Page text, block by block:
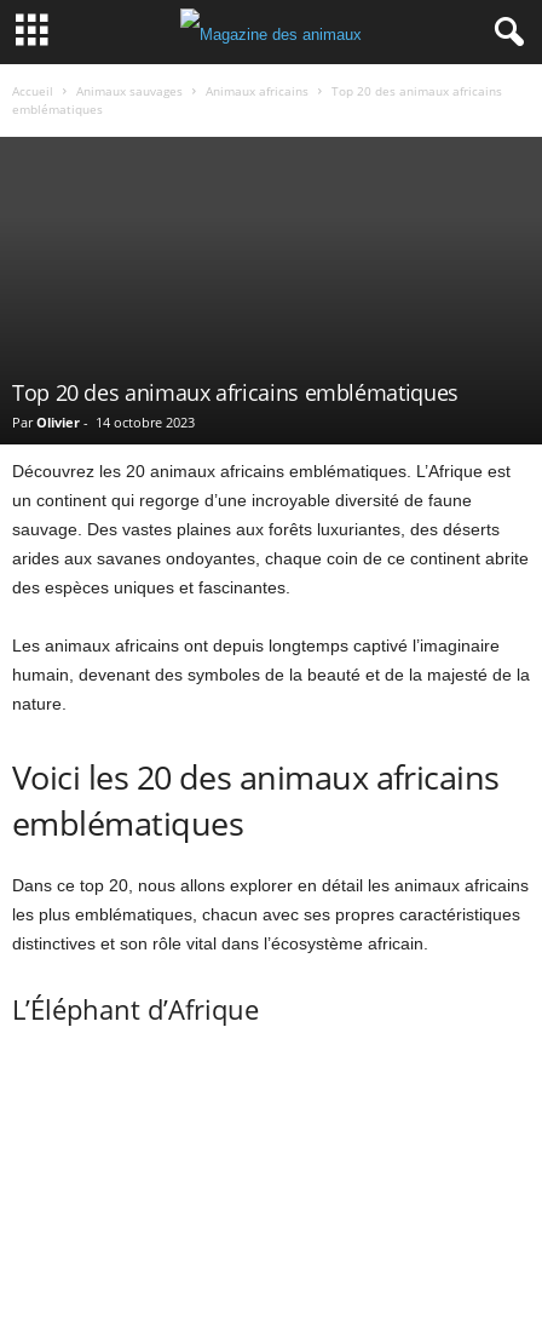
Accueil Animaux sauvages Animaux africains
Top 20 des animaux africains
emblématiques
Top 20 des animaux africains emblématiques
Par Olivier - 14 octobre 2023
Découvrez les 20 animaux africains emblématiques. L’Afrique est
un continent qui regorge d’une incroyable diversité de faune
sauvage. Des vastes plaines aux forêts luxuriantes, des déserts
arides aux savanes ondoyantes, chaque coin de ce continent abrite
des espèces uniques et fascinantes.
Les animaux africains ont depuis longtemps captivé l’imaginaire
humain, devenant des symboles de la beauté et de la majesté de la
nature.
Voici les 20 des animaux africains
emblématiques
Dans ce top 20, nous allons explorer en détail les animaux africains
les plus emblématiques, chacun avec ses propres caractéristiques
distinctives et son rôle vital dans l’écosystème africain.
L’Éléphant d’Afrique